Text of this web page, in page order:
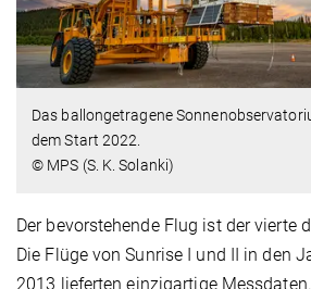
Das ballongetragene
dem Start 2022.
© MPS (S. K. Solanki)
Der bevorstehende Flug ist der vierte
Die Flüge von Sunrise I und II in den
2013 lieferten einzigartige